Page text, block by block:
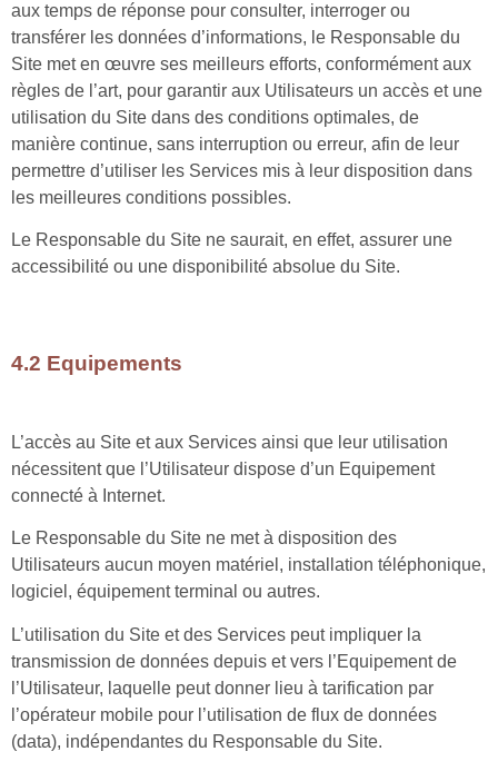
aux temps de réponse pour consulter, interroger ou
transférer les données d’informations, le Responsable du
Site met en œuvre ses meilleurs efforts, conformément aux
règles de l’art, pour garantir aux Utilisateurs un accès et une
utilisation du Site dans des conditions optimales, de
manière continue, sans interruption ou erreur, afin de leur
permettre d’utiliser les Services mis à leur disposition dans
les meilleures conditions possibles.
Le Responsable du Site ne saurait, en effet, assurer une
accessibilité ou une disponibilité absolue du Site.
4.2 Equipements
L’accès au Site et aux Services ainsi que leur utilisation
nécessitent que l’Utilisateur dispose d’un Equipement
connecté à Internet.
Le Responsable du Site ne met à disposition des
Utilisateurs aucun moyen matériel, installation téléphonique,
logiciel, équipement terminal ou autres.
L’utilisation du Site et des Services peut impliquer la
transmission de données depuis et vers l’Equipement de
l’Utilisateur, laquelle peut donner lieu à tarification par
l’opérateur mobile pour l’utilisation de flux de données
(data), indépendantes du Responsable du Site.